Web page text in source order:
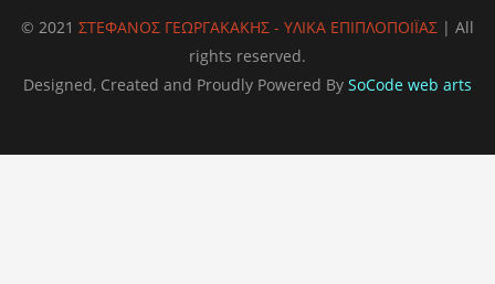
© 2021 ΣΤΕΦΑΝΟΣ ΓΕΩΡΓΑΚΑΚΗΣ - ΥΛΙΚΑ ΕΠΙΠΛΟΠΟΙΪΑΣ | All
rights reserved.
Designed, Created and Proudly Powered By SoCode web arts